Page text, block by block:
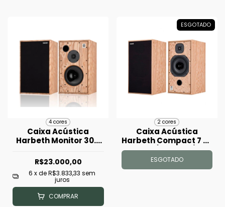
4 cores
Caixa Acústica
Harbeth Monitor 30.2
(Unidade)
R$23.000,00
6 x deR$3.833,33 sem
juros
COMPRAR
ESGOTADO
2 cores
Caixa Acústica
Harbeth Compact 7 ES
XD - (Unidade)
ESGOTADO